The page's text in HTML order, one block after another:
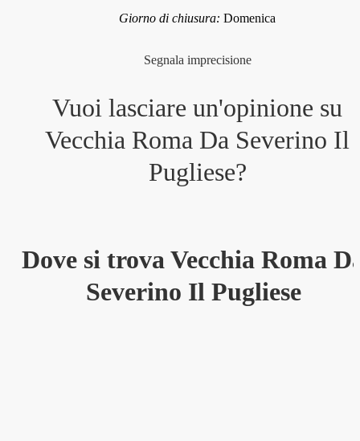
Giorno di chiusura:Domenica
Segnala imprecisione
Vuoi lasciare un'opinione su
Vecchia Roma Da Severino Il
Pugliese?
Dove si trova Vecchia Roma
Severino Il Pugliese